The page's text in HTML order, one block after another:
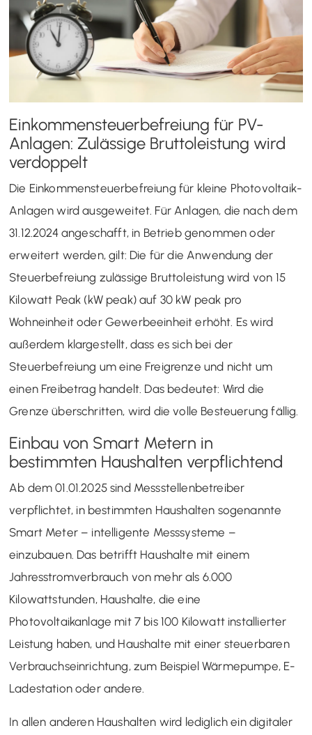
Einkommensteuerbefreiung für PV-
Anlagen: Zulässige Bruttoleistung wird
verdoppelt
Die Einkommensteuerbefreiung für kleine Photovoltaik-
Anlagen wird ausgeweitet. Für Anlagen, die nach dem
31.12.2024 angeschafft, in Betrieb genommen oder
erweitert werden, gilt: Die für die Anwendung der
Steuerbefreiung zulässige Bruttoleistung wird von 15
Kilowatt Peak (kW peak) auf 30 kW peak pro
Wohneinheit oder Gewerbeeinheit erhöht. Es wird
außerdem klargestellt, dass es sich bei der
Steuerbefreiung um eine Freigrenze und nicht um
einen Freibetrag handelt. Das bedeutet: Wird die
Grenze überschritten, wird die volle Besteuerung fällig.
Einbau von Smart Metern in
bestimmten Haushalten verpflichtend
Ab dem 01.01.2025 sind Messstellenbetreiber
verpflichtet, in bestimmten Haushalten sogenannte
Smart Meter – intelligente Messsysteme –
einzubauen. Das betrifft Haushalte mit einem
Jahresstromverbrauch von mehr als 6.000
Kilowattstunden, Haushalte, die eine
Photovoltaikanlage mit 7 bis 100 Kilowatt installierter
Leistung haben, und Haushalte mit einer steuerbaren
Verbrauchseinrichtung, zum Beispiel Wärmepumpe, E-
Ladestation oder andere.
In allen anderen Haushalten wird lediglich ein digitaler